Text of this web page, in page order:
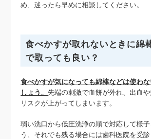
め、迷ったら早めに相談してください。
食べかすが取れないときに綿
で取っても良い？
食べかすが気になっても綿棒などは使わ
しょう。先端の刺激で血餅が外れ、出血
リスクが上がってしまいます。
弱い洗口から低圧洗浄の順で対応して様子
う、それでも残る場合には歯科医院を受